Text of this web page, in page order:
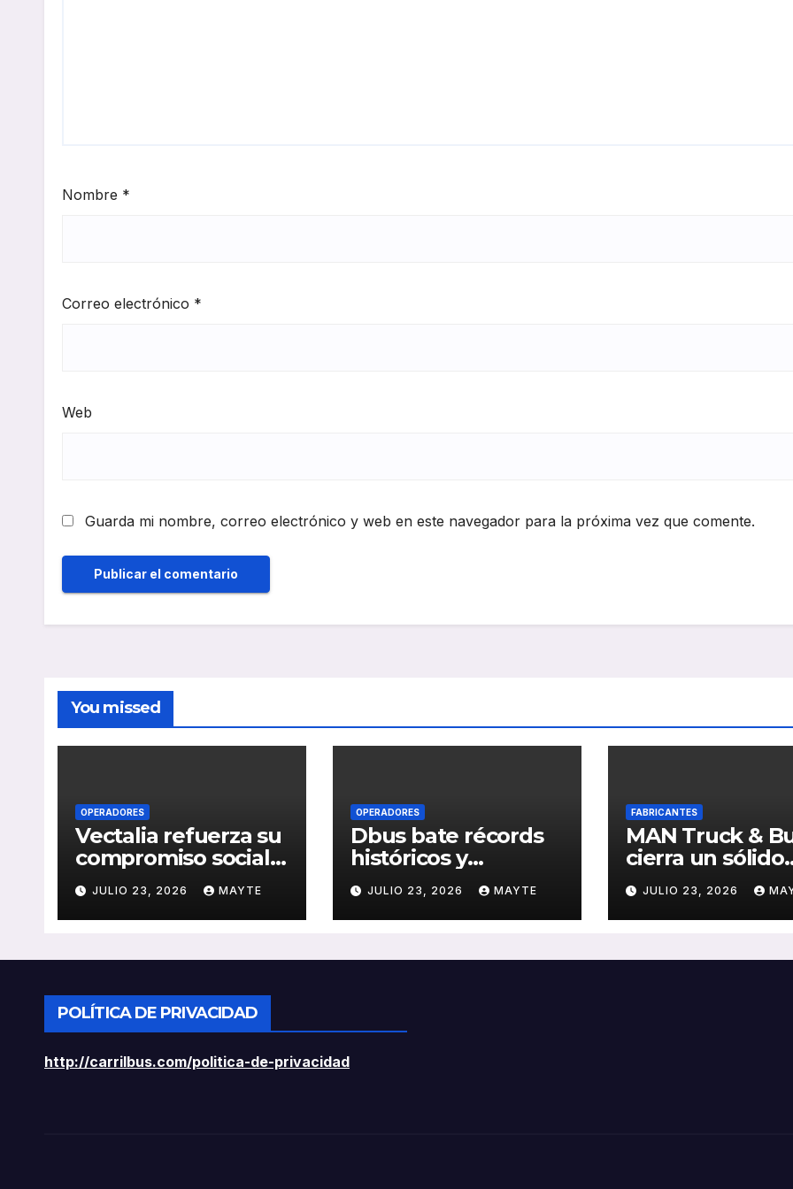
Nombre *
Correo electrónico *
Web
Guarda mi nombre, correo electrónico y web en este navegador para la próxima vez que comente.
You missed
OPERADORES
Vectalia refuerza su
compromiso social y
medioambiental
con la publicación
de su Memoria de
JULIO 23, 2026 MAYTE
OPERADORES
Dbus bate récords
históricos y
consolida el auge
del transporte
público en San
JULIO 23, 2026 MAYTE
FABRICANTES
MAN Truck &
cierra un sólido
primer
2026 con
crecimiento en
rentabilidad
JULIO 23, 2026
POLÍTICA DE PRIVACIDAD
http://carrilbus.com/politica-de-privacidad